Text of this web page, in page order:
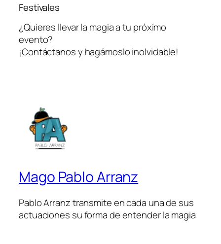
Festivales
¿Quieres llevar la magia a tu próximo
evento?
¡Contáctanos y hagámoslo inolvidable!
Mago Pablo Arranz
Pablo Arranz transmite en cada una de sus
actuaciones su forma de entender la magia